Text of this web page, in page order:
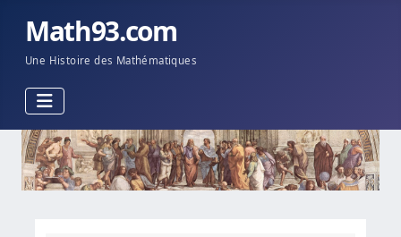
Math93.com
Une Histoire des Mathématiques